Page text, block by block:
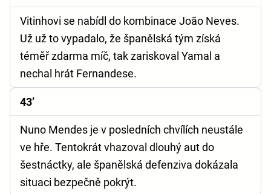
Vitinhovi se nabídl do kombinace João Neves.
Už už to vypadalo, že španělská tým získá
téměř zdarma míč, tak zariskoval Yamal a
nechal hrát Fernandese.
43’
Nuno Mendes je v posledních chvílích neustále
ve hře. Tentokrát vhazoval dlouhý aut do
šestnáctky, ale španělská defenziva dokázala
situaci bezpečně pokrýt.